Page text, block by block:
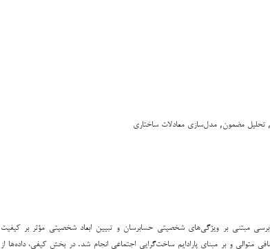
مضمون, مدل‌سازی معادلات ساختاری
مبتنی بر ویژگی‌های شخصیتی حسابرسان و تبیین ابعاد شخصیتی مؤثر بر کیفیت
متوالی و بر مبنای پارادایم ساخت‌گرایی اجتماعی انجام شد. در بخش کیفی، داده‌ها از